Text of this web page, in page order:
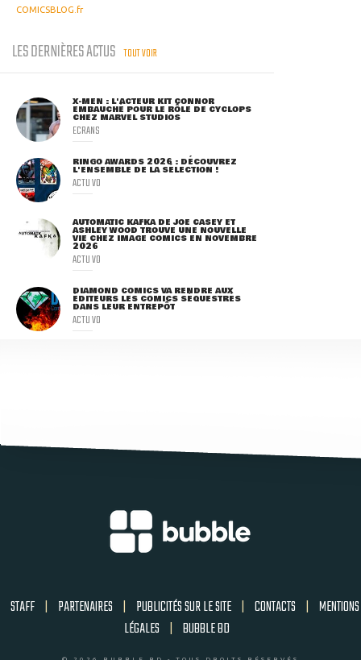
COMICSBLOG.fr
LES DERNIÈRES ACTUS TOUT VOIR
X-MEN : L'ACTEUR KIT CONNOR
EMBAUCHÉ POUR LE RÔLE DE CYCLOPS
CHEZ MARVEL STUDIOS
ECRANS
RINGO AWARDS 2026 : DÉCOUVREZ
L'ENSEMBLE DE LA SÉLECTION !
ACTU VO
AUTOMATIC KAFKA DE JOE CASEY ET
ASHLEY WOOD TROUVE UNE NOUVELLE
VIE CHEZ IMAGE COMICS EN NOVEMBRE
2026
ACTU VO
DIAMOND COMICS VA RENDRE AUX
ÉDITEURS LES COMICS SÉQUESTRÉS
DANS LEUR ENTREPÔT
ACTU VO
STAFF | PARTENAIRES | PUBLICITÉS SUR LE SITE | CONTACTS | MENTIONS
LÉGALES | BUBBLE BD